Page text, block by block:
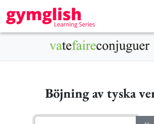
Böjning av tyska